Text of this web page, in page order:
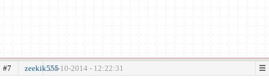
#7 zeekik55524-10-2014 - 12:22:31